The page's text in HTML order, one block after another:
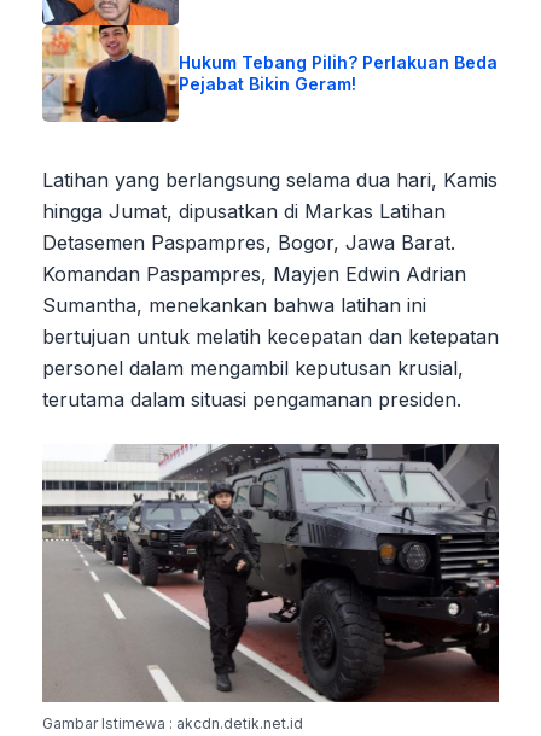
Hukum Tebang Pilih? Perlakuan Beda
Pejabat Bikin Geram!
Latihan yang berlangsung selama dua hari, Kamis
hingga Jumat, dipusatkan di Markas Latihan
Detasemen Paspampres, Bogor, Jawa Barat.
Komandan Paspampres, Mayjen Edwin Adrian
Sumantha, menekankan bahwa latihan ini
bertujuan untuk melatih kecepatan dan ketepatan
personel dalam mengambil keputusan krusial,
terutama dalam situasi pengamanan presiden.
Gambar Istimewa : akcdn.detik.net.id